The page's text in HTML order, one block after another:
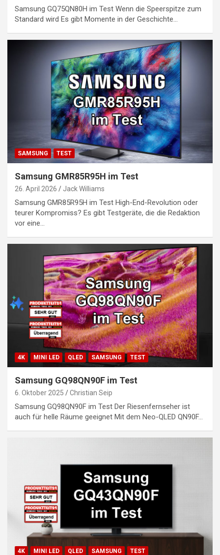
Samsung GQ75QN80H im Test Wenn die Speerspitze zum
Standard wird Es gibt Momente in der Geschichte…
SAMSUNG TEST
Samsung GMR85R95H im Test
26. April 2026 Jack Williams
Samsung GMR85R95H im Test High-End-Revolution oder
teurer Kompromiss? Es gibt Testgeräte, die die Redaktion
vor eine…
4K MINI LED QLED SAMSUNG TEST
Samsung GQ98QN90F im Test
6. Oktober 2025 Christian Seip
Samsung GQ98QN90F im Test Der Riesenfernseher ist
auch für helle Räume geeignet Mit dem Neo-QLED QN90F…
4K MINI LED QLED SAMSUNG TEST